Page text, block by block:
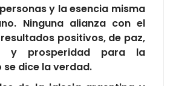
y la esencia misma
Ninguna alianza con el
positivos, de paz,
y prosperidad para la
se dice la verdad.